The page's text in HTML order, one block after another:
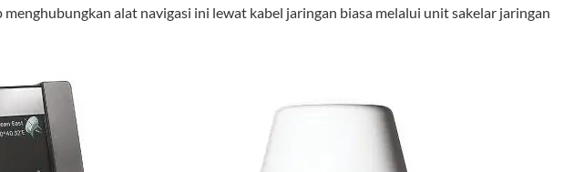
alat navigasi ini lewat kabel jaringan biasa melalui unit sakelar jaringan